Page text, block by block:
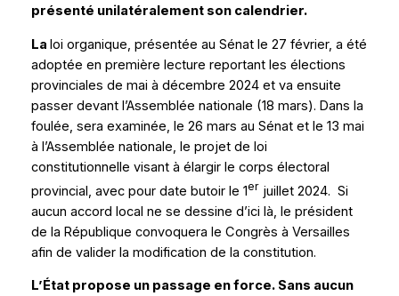
présenté unilatéralement son calendrier.
La loi organique, présentée au Sénat le 27 février, a été
adoptée en première lecture reportant les élections
provinciales de mai à décembre 2024 et va ensuite
passer devant l’Assemblée nationale (18 mars). Dans la
foulée, sera examinée, le 26 mars au Sénat et le 13 mai
à l’Assemblée nationale, le projet de loi
constitutionnelle visant à élargir le corps électoral
provincial, avec pour date butoir le 1er juillet 2024. Si
aucun accord local ne se dessine d’ici là, le président
de la République convoquera le Congrès à Versailles
afin de valider la modification de la constitution.
L’État propose un passage en force. Sans aucun